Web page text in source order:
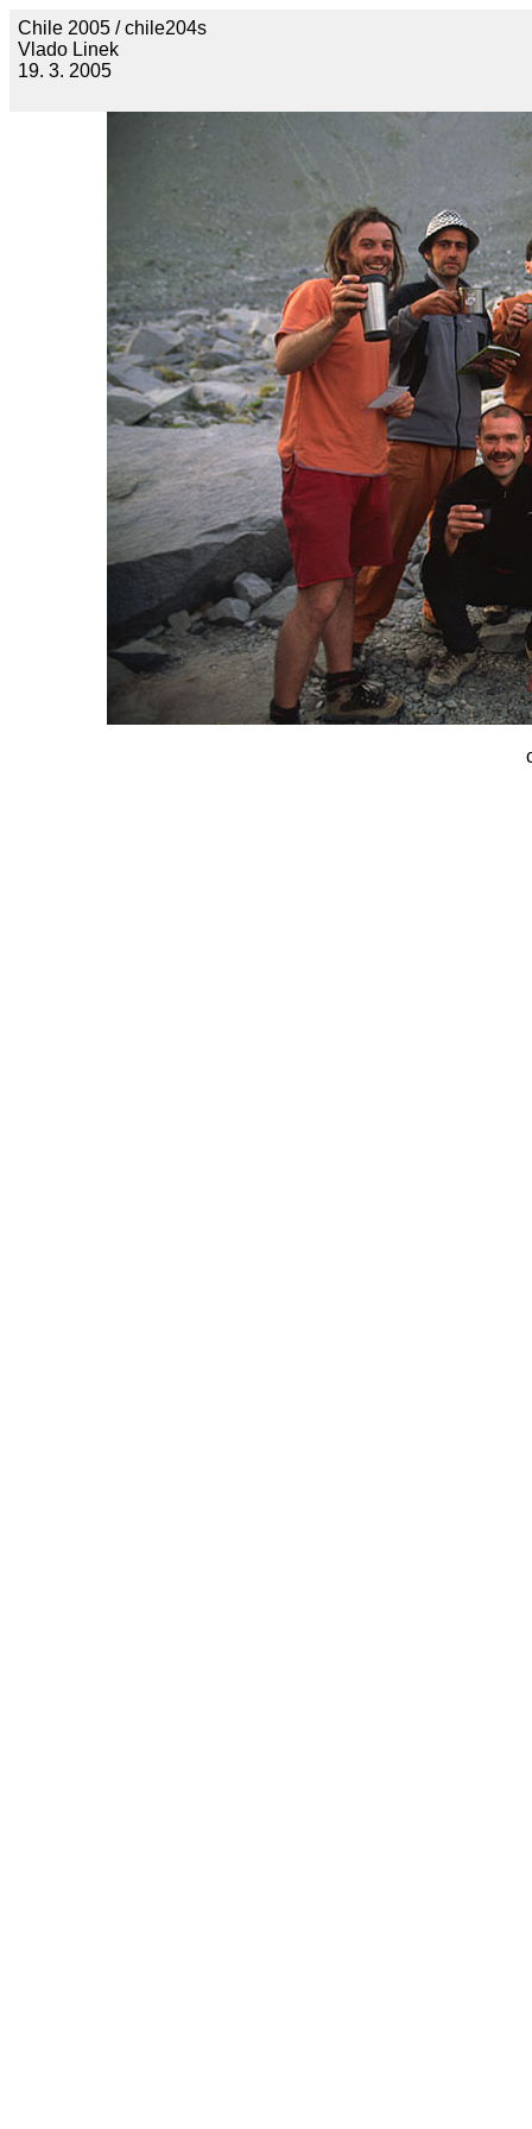
Chile 2005 / chile204s
Vlado Linek
19. 3. 2005